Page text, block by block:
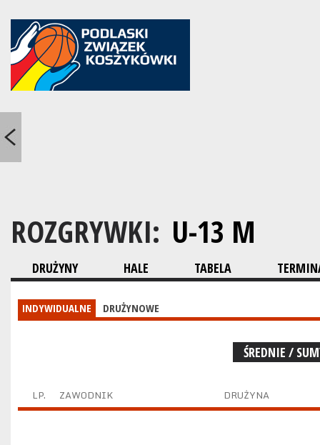
ROZGRYWKI: U-13 M
DRUŻYNY HALE TABELA
INDYWIDUALNE DRUŻYNOWE
ŚREDNIE /
LP. ZAWODNIK DRUŻYNA